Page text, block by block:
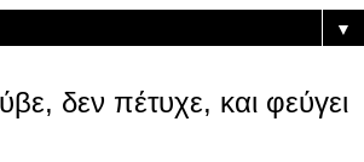
▼
δεν πέτυχε, και φεύγει